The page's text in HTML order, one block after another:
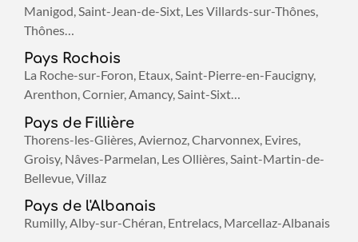
Manigod, Saint-Jean-de-Sixt, Les Villards-sur-Thônes,
Thônes…
Pays Rochois
La Roche-sur-Foron, Etaux, Saint-Pierre-en-Faucigny,
Arenthon, Cornier, Amancy, Saint-Sixt…
Pays de Fillière
Thorens-les-Glières, Aviernoz, Charvonnex, Evires,
Groisy, Nâves-Parmelan, Les Ollières, Saint-Martin-de-
Bellevue, Villaz
Pays de l'Albanais
Rumilly, Alby-sur-Chéran, Entrelacs, Marcellaz-Albanais